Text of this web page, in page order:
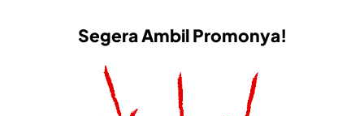
Segera Ambil Promonya!